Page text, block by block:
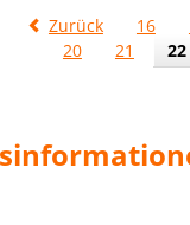
Zurück 16
20
21 22